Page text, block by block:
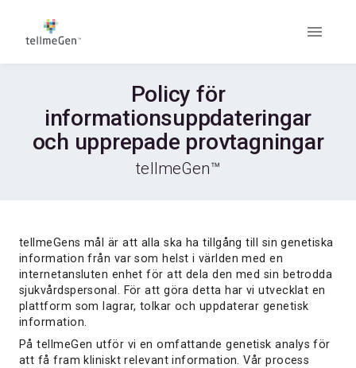
Policy för
informationsuppdateringar
och upprepade provtagningar
tellmeGen™
tellmeGens mål är att alla ska ha tillgång till sin genetiska
information från var som helst i världen med en
internetansluten enhet för att dela den med sin betrodda
sjukvårdspersonal. För att göra detta har vi utvecklat en
plattform som lagrar, tolkar och uppdaterar genetisk
information.
På tellmeGen utför vi en omfattande genetisk analys för
att få fram kliniskt relevant information. Vår process